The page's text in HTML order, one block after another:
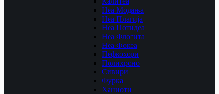
Неа Модања
Неа Плагија
Неа Потидеа
Неа Флогита
Неа Фокеа
Пефкохори
Полихроно
Сивири
Фурка
Ханиоти